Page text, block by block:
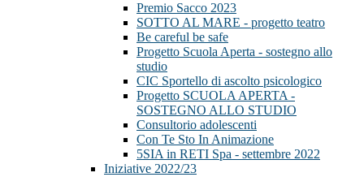
Premio Sacco 2023
SOTTO AL MARE - progetto teatro
Be careful be safe
Progetto Scuola Aperta - sostegno allo
studio
CIC Sportello di ascolto psicologico
Progetto SCUOLA APERTA -
SOSTEGNO ALLO STUDIO
Consultorio adolescenti
Con Te Sto In Animazione
5SIA in RETI Spa - settembre 2022
Iniziative 2022/23